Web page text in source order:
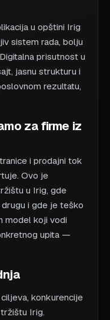
u opštini Irig
sistem rada, bolju
prisutnost u
jasnu strukturu i
rezultatu,
za firme iz
i prodajni tok
Ovo je
u Irig, gde
i gde je teško
model koji vodi
upita —
konkurencije
Irig.